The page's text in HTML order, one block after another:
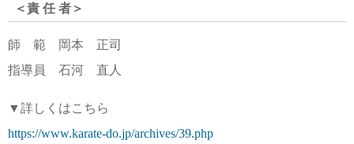
＜責 任 者＞
師 範 岡本 正司
指導員 石河 直人
▼詳しくはこちら
https://www.karate-do.jp/archives/39.php